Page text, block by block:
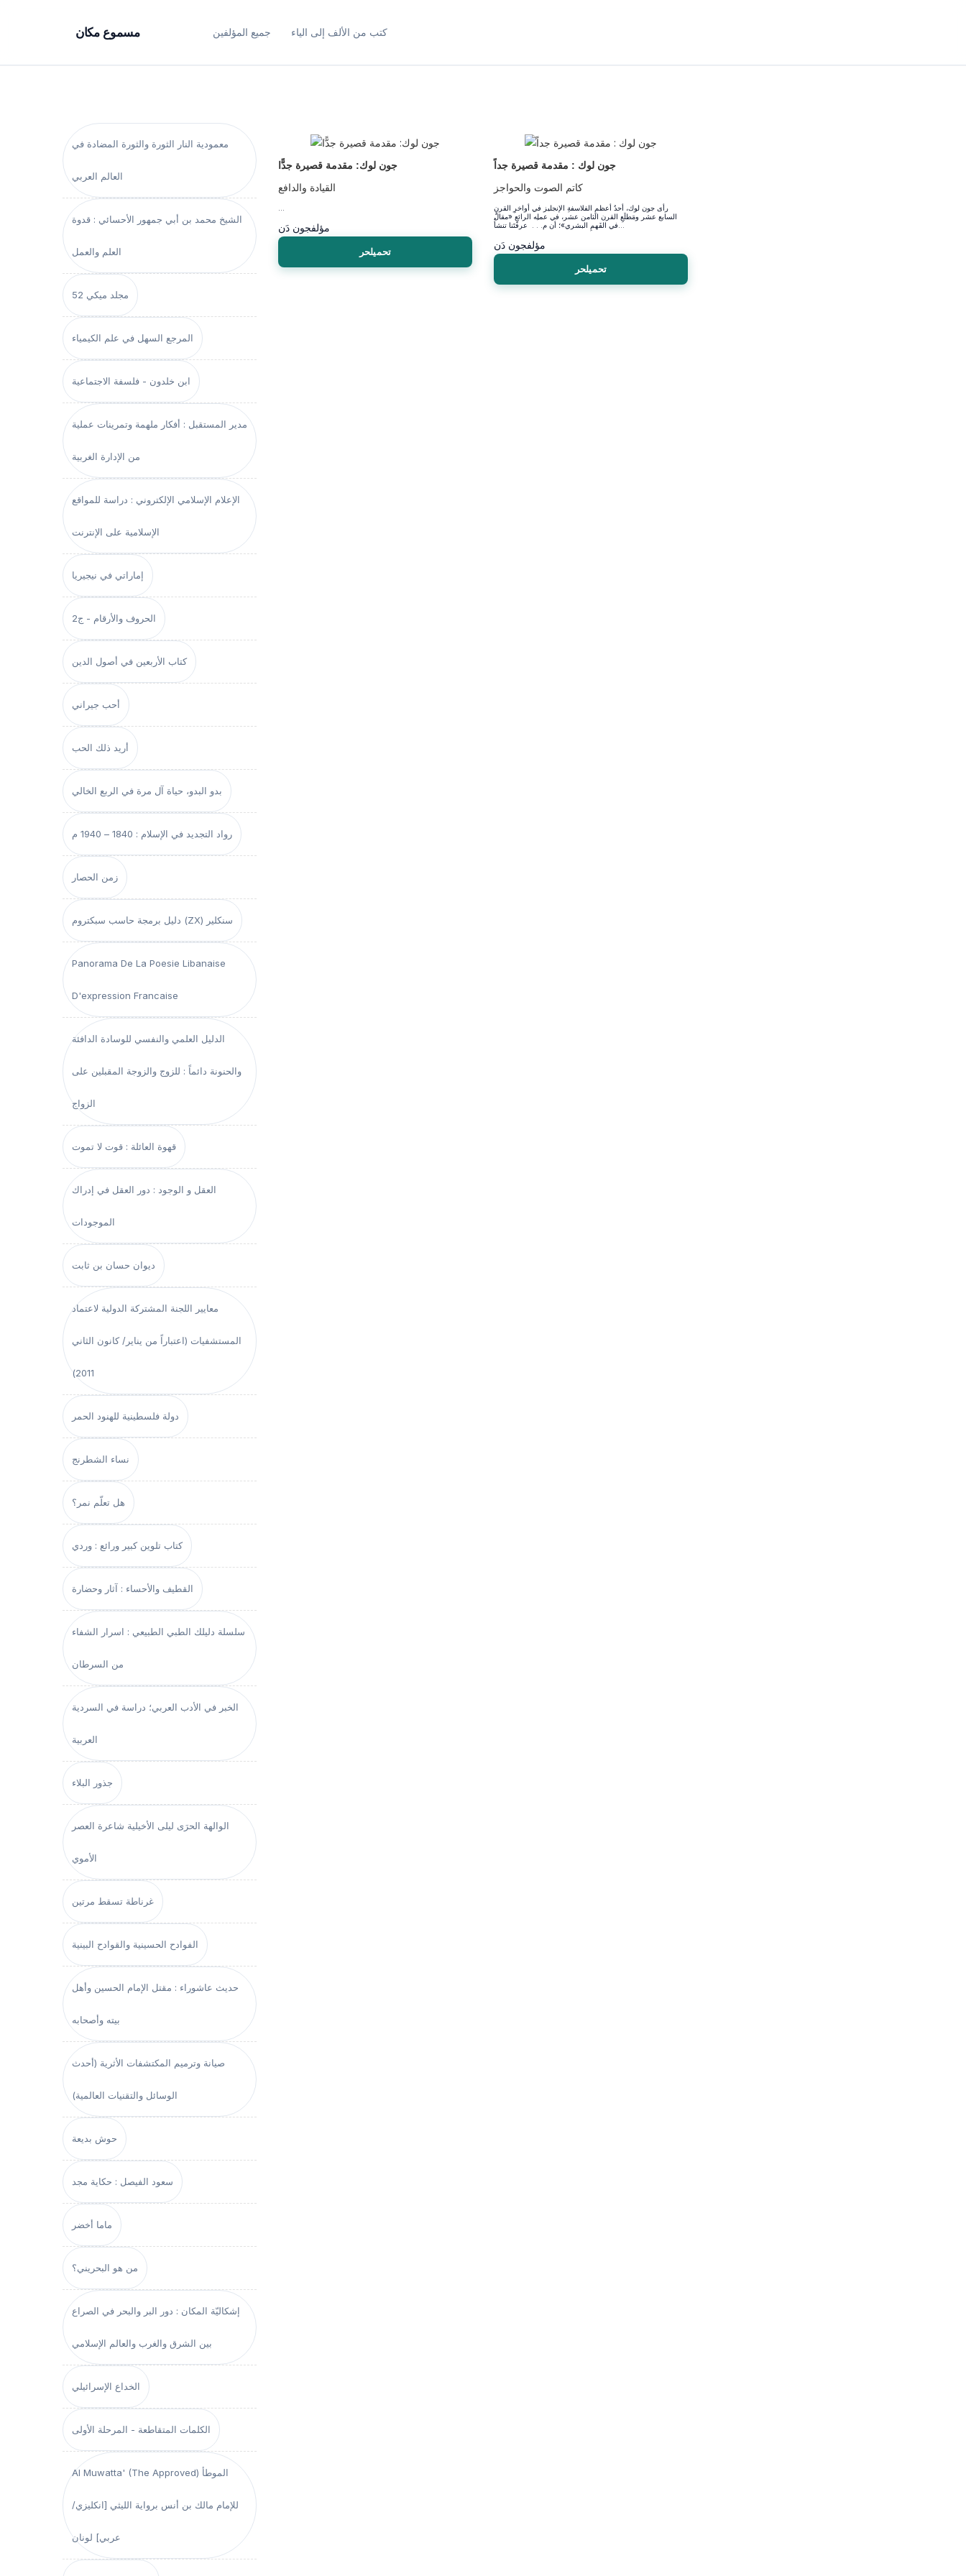
مسموع مكان جميع المؤلفين كتب من الألف إلى الياء
معمودية النار الثورة والثورة المضادة في
العالم العربي
الشيخ محمد بن أبي جمهور الأحسائي : قدوة
العلم والعمل
مجلد ميكي 52
المرجع السهل في علم الكيمياء
ابن خلدون - فلسفة الاجتماعية
مدير المستقبل : أفكار ملهمة وتمرينات عملية
من الإدارة الغربية
الإعلام الإسلامي الإلكتروني : دراسة للمواقع
الإسلامية على الإنترنت
إماراتي في نيجيريا
الحروف والأرقام - ج2
كتاب الأربعين في أصول الدين
أحب جيراني
أريد ذلك الحب
بدو البدو، حياة آل مرة في الربع الخالي
رواد التجديد في الإسلام : 1840 – 1940 م
زمن الحصار
دليل برمجة حاسب سبكتروم (ZX) سنكلير
Panorama De La Poesie Libanaise
D'expression Francaise
الدليل العلمي والنفسي للوسادة الدافئة
والحنونة دائماً : للزوج والزوجة المقبلين على
الزواج
قهوة العائلة : قوت لا تموت
العقل و الوجود : دور العقل في إدراك
الموجودات
ديوان حسان بن ثابت
معايير اللجنة المشتركة الدولية لاعتماد
المستشفيات (اعتباراً من يناير/ كانون الثاني
2011)
دولة فلسطينية للهنود الحمر
نساء الشطرنج
هل تعلّم نمر؟
كتاب تلوين كبير ورائع : وردي
القطيف والأحساء : آثار وحضارة
سلسلة دليلك الطبي الطبيعي : اسرار الشفاء
من السرطان
الخبر في الأدب العربي؛ دراسة في السردية
العربية
جذور البلاء
الوالهة الحرَى ليلى الأخيلية شاعرة العصر
الأموي
غرناطة تسقط مرتين
الفوادح الحسينية والقوادح البينية
حديث عاشوراء : مقتل الإمام الحسين وأهل
بيته وأصحابه
صيانة وترميم المكتشفات الأثرية (أحدث
الوسائل والتقنيات العالمية)
حوش بديعة
سعود الفيصل : حكاية مجد
ماما أخضر
من هو البحريني؟
إشكاليّة المكان : دور البر والبحر في الصراع
بين الشرق والغرب والعالم الإسلامي
الخداع الإسرائيلي
الكلمات المتقاطعة - المرحلة الأولى
Al Muwatta' (The Approved) الموطأ
للإمام مالك بن أنس برواية الليثي [انكليزي/
عربي] لونان
جون لوك: مقدمة قصيرة جدًّا
القيادة والدافع
مؤلفجون دَن
تحميلحر
جون لوك : مقدمة قصيرة جداً
كاتم الصوت والحواجز
رأى جون لوك، أحدُ أعظمِ الفلاسفةِ الإنجليز في أواخرِ القرنِ
السابع عشر ومَطلَعِ القرن الثامن عشر، في عملِه الرائعِ «مقالٌ
في الفَهمِ البشري»؛ أن م. . . عرفَتَنا تنشأُ...
مؤلفجون دَن
تحميلحر